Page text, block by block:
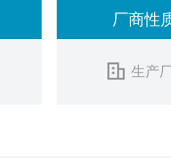
厂商性
生产